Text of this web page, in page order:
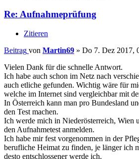
Re: Aufnahmeprüfung
Zitieren
Beitrag von Martin69 » Do 7. Dez 2017,
Vielen Dank für die schnelle Antwort.
Ich habe auch schon im Netz nach
auch etliche gefunden. Wichtig wäre für
welche im Internet sind vergleichbar mit
In Österreich kann man pro Bundesland
den Test machen.
Ich werde mich in Niederösterreich, Wien
den Aufnahmetest anmelden.
Ich habe mir fest vorgenommen in der
berufliche Heimat zu finden, je länger ich
desto entschlossener werde ich.